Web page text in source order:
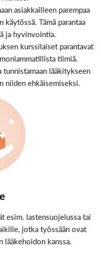
asiakkailleen parempaa
käytössä. Tämä parantaa
ja hyvinvointia.
kurssilaiset parantavat
tiimiä.
lääkitykseen
niiden ehkäisemiseksi.
esim. lastensuojelussa tai
jotka työssään ovat
lääkehoidon kanssa.